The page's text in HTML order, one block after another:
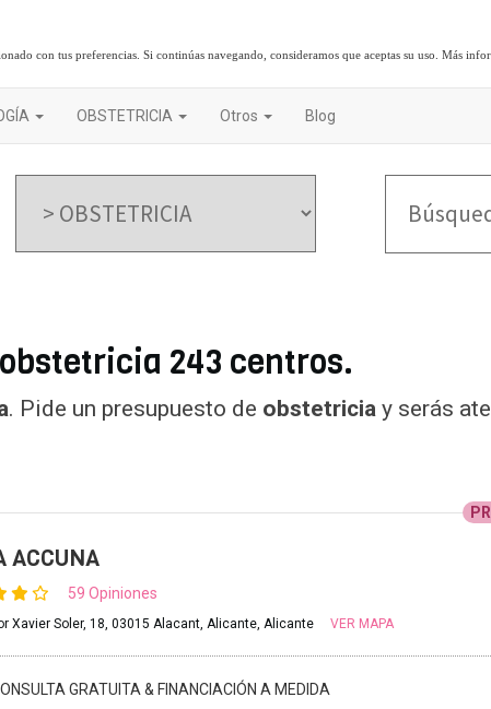
con tus preferencias. Si continúas navegando, consideramos que aceptas su uso.Más
OBSTETRICIA Otros Blog
243 centros.
. Pide un presupuesto de obstetricia y serás
ACCUNA
59 Opiniones
Xavier Soler, 18, 03015 Alacant, Alicante, Alicante VER MAPA
GRATUITA & FINANCIACIÓN A MEDIDA